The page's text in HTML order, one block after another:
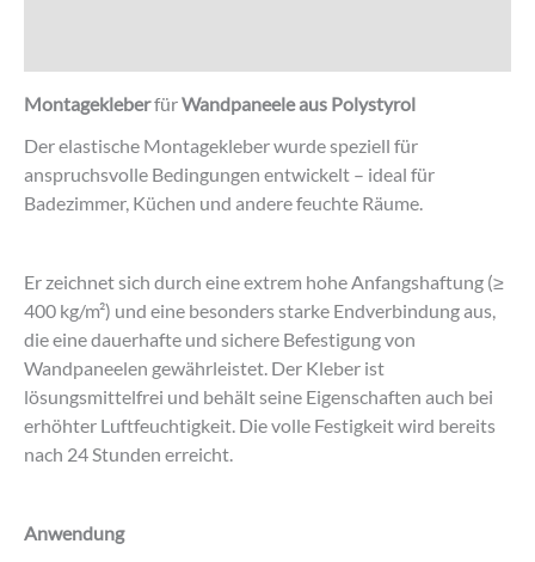
MontagekleberfürWandpaneele aus Polystyrol
Der elastische Montagekleber wurde speziell für
anspruchsvolle Bedingungen entwickelt – ideal für
Badezimmer, Küchen und andere feuchte Räume.
Er zeichnet sich durch eine extrem hohe Anfangshaftung (≥
400 kg/m²) und eine besonders starke Endverbindung aus,
die eine dauerhafte und sichere Befestigung von
Wandpaneelen gewährleistet. Der Kleber ist
lösungsmittelfrei und behält seine Eigenschaften auch bei
erhöhter Luftfeuchtigkeit. Die volle Festigkeit wird bereits
nach 24 Stunden erreicht.
Anwendung